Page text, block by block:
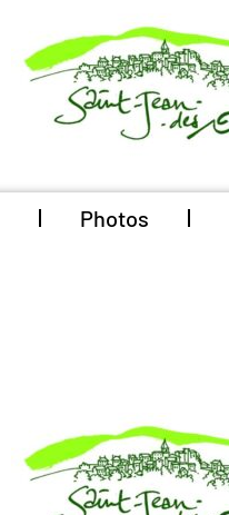
Photos